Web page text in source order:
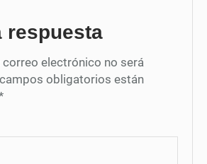
respuesta
electrónico no será
obligatorios están